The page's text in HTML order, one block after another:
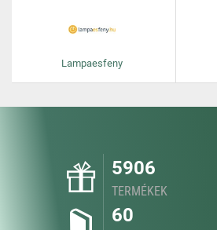
Lampaesfeny
5906
TERMÉKEK
60